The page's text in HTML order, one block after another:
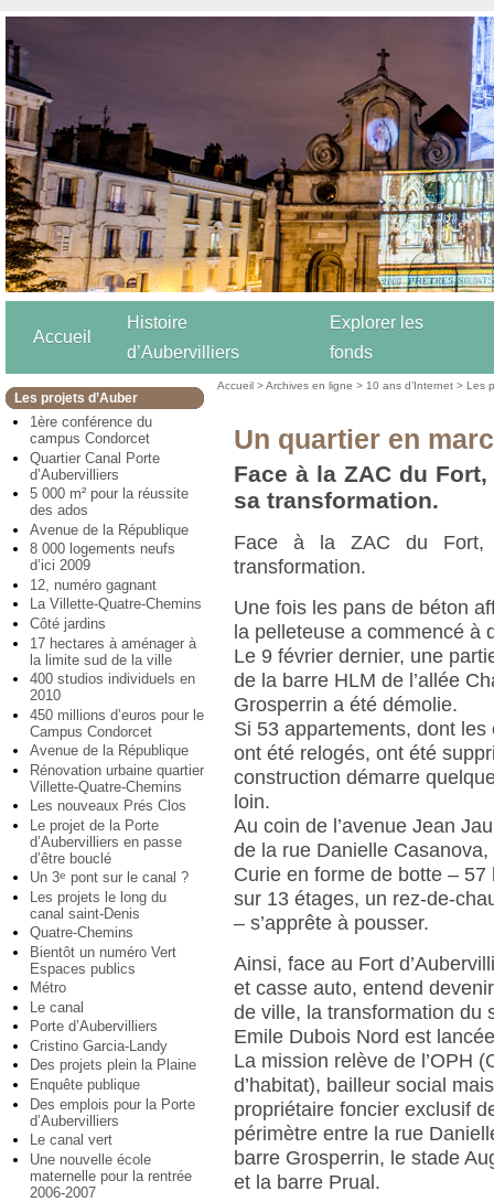
Accueil
Histoire
d’Aubervilliers
Explorer les
fonds
Les projets d’Auber
1ère conférence du
campus Condorcet
Quartier Canal Porte
d’Aubervilliers
5 000 m² pour la réussite
des ados
Avenue de la République
8 000 logements neufs
d’ici 2009
12, numéro gagnant
La Villette-Quatre-Chemins
Côté jardins
17 hectares à aménager à
la limite sud de la ville
400 studios individuels en
2010
450 millions d’euros pour le
Campus Condorcet
Avenue de la République
Rénovation urbaine quartier
Villette-Quatre-Chemins
Les nouveaux Prés Clos
Le projet de la Porte
d’Aubervilliers en passe
d’être bouclé
Un 3e pont sur le canal ?
Les projets le long du
canal saint-Denis
Quatre-Chemins
Bientôt un numéro Vert
Espaces publics
Métro
Le canal
Porte d’Aubervilliers
Cristino Garcia-Landy
Des projets plein la Plaine
Enquête publique
Des emplois pour la Porte
d’Aubervilliers
Le canal vert
Une nouvelle école
maternelle pour la rentrée
2006-2007
Accueil >Archives en ligne > 10 ans d’Internet >Les
Un quartier en
Face à la ZAC du
sa transformation.
Face à la ZAC du Fort,
transformation.
Une fois les pans de béton
la pelleteuse a commencé à
Le 9 février dernier, une
de la barre HLM de l’allée
Grosperrin a été démolie.
Si 53 appartements, dont les
ont été relogés, ont été
construction démarre
loin.
Au coin de l’avenue Jean
de la rue Danielle
Curie en forme de botte – 57
sur 13 étages, un rez-de-
– s’apprête à pousser.
Ainsi, face au Fort
et casse auto, entend
de ville, la transformation du
Emile Dubois Nord est
La mission relève de l’OPH
d’habitat), bailleur social
propriétaire foncier exclusif
périmètre entre la rue
barre Grosperrin, le stade
et la barre Prual.